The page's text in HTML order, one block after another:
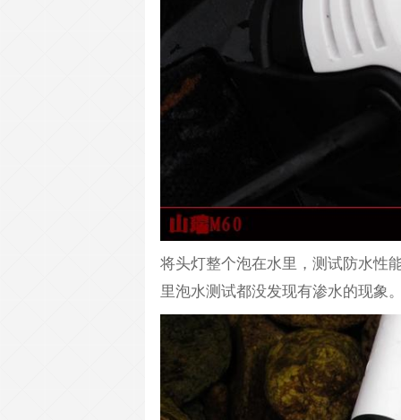
将头灯整个泡在水里，测试防水性
里泡水测试都没发现有渗水的现象